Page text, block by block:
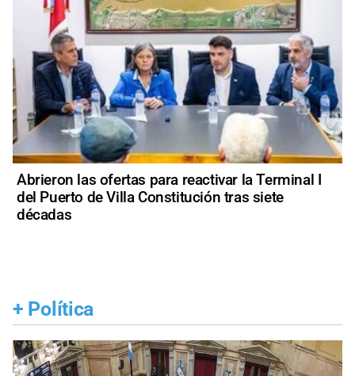
Abrieron las ofertas para reactivar la Terminal I
del Puerto de Villa Constitución tras siete
décadas
+ Política